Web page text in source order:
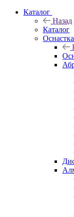
Каталог
Назад
Каталог
Оснастка